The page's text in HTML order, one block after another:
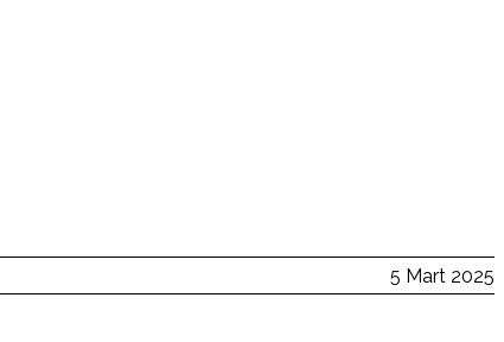
5 Mart 2025